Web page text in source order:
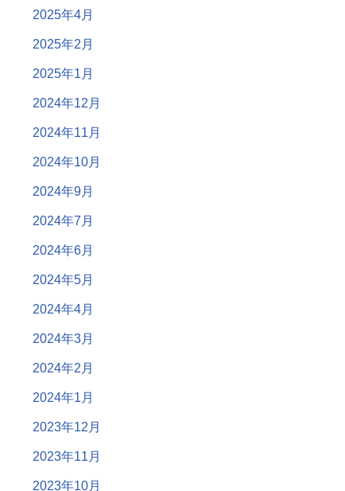
2025年4月
2025年2月
2025年1月
2024年12月
2024年11月
2024年10月
2024年9月
2024年7月
2024年6月
2024年5月
2024年4月
2024年3月
2024年2月
2024年1月
2023年12月
2023年11月
2023年10月